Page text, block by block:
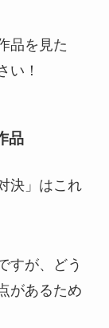
品を見た
い！
品
決」はこれ
すが、どう
があるため